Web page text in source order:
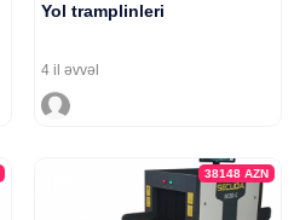
Yol tramplinleri
4 il əvvəl
38148 AZN